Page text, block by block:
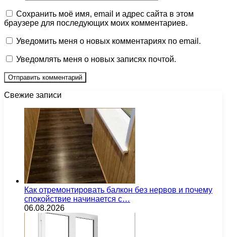
Сохранить моё имя, email и адрес сайта в этом
браузере для последующих моих комментариев.
Уведомить меня о новых комментариях по email.
Уведомлять меня о новых записях почтой.
Свежие записи
Как отремонтировать балкон без нервов и почему
спокойствие начинается с…
06.08.2026